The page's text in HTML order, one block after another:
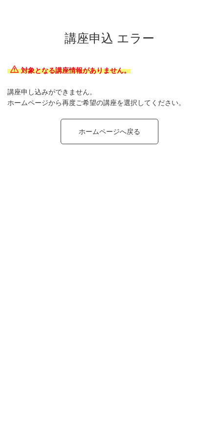
講座申込 エラー
対象となる講座情報がありません。
講座申し込みができません。
ホームページから再度ご希望の講座を選択してください。
ホームページへ戻る